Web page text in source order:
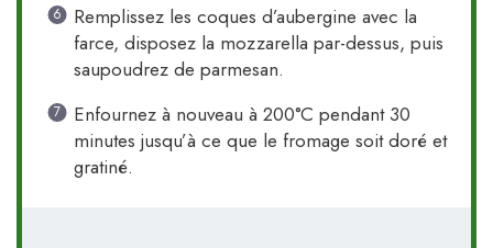
Remplissez les coques d’aubergine avec la
farce, disposez la mozzarella par-dessus, puis
saupoudrez de parmesan.
Enfournez à nouveau à 200°C pendant 30
minutes jusqu’à ce que le fromage soit doré et
gratiné.